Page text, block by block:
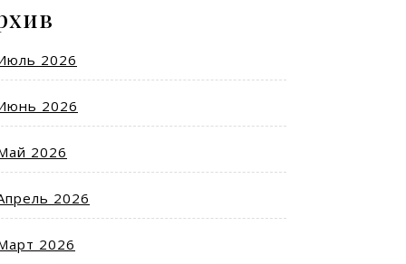
2026
2026
2026
2026
2026